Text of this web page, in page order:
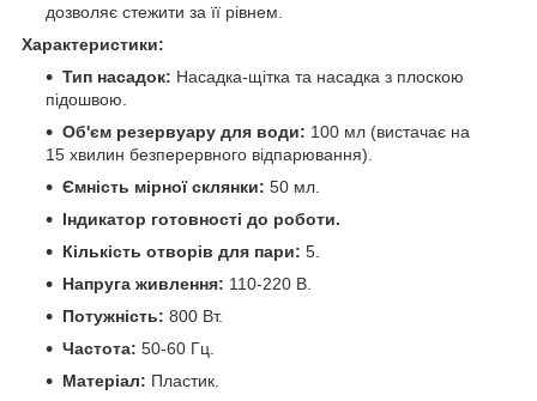
дозволяє стежити за її рівнем.
Характеристики:
Тип насадок: Насадка-щітка та насадка з плоскою
підошвою.
Об'єм резервуару для води: 100 мл (вистачає на
15 хвилин безперервного відпарювання).
Ємність мірної склянки: 50 мл.
Індикатор готовності до роботи.
Кількість отворів для пари: 5.
Напруга живлення: 110-220 В.
Потужність: 800 Вт.
Частота: 50-60 Гц.
Матеріал: Пластик.